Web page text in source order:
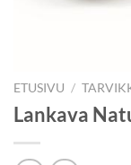
ETUSIVU /
Lankava